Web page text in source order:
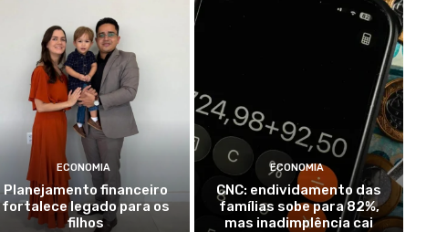
ECONOMIA
Planejamento financeiro
fortalece legado para os
filhos
ECONOMIA
CNC: endividamento das
famílias sobe para 82%,
mas inadimplência cai